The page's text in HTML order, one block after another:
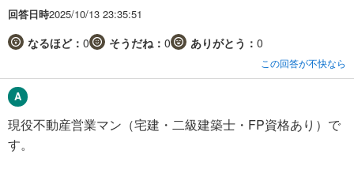
回答日時2025/10/13 23:35:51
なるほど： 0 そうだね： 0 ありがとう： 0
この回答が不快なら
現役不動産営業マン（宅建・二級建築士・FP資格あり）で
す。